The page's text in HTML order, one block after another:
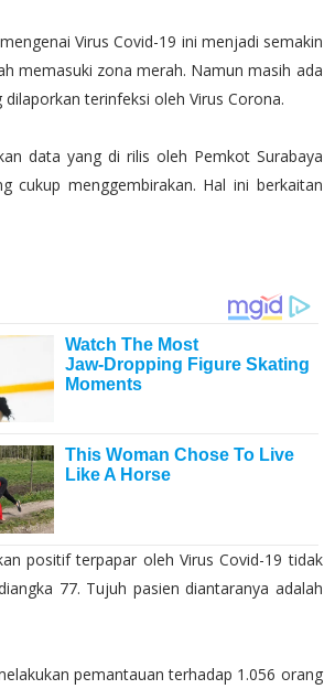
Virus Covid-19 ini menjadi semakin
memasuki zona merah. Namun masih ada
terinfeksi oleh Virus Corona.
data yang di rilis oleh Pemkot Surabaya
cukup menggembirakan. Hal ini berkaitan
positif terpapar oleh Virus Covid-19 tidak
77. Tujuh pasien diantaranya adalah
pemantauan terhadap 1.056 orang